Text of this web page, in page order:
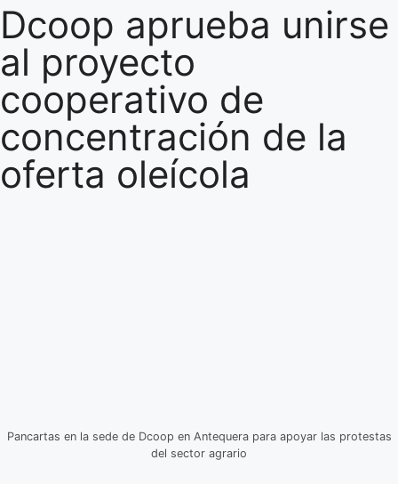
Dcoop aprueba unirse
al proyecto
cooperativo de
concentración de la
oferta oleícola
Pancartas en la sede de Dcoop en Antequera para apoyar las protestas
del sector agrario